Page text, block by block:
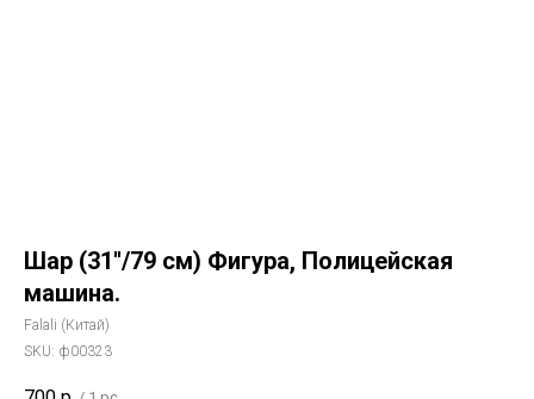
Шар (31''/79 см) Фигура, Полицейская
машина.
Falali (Китай)
SKU: ф00323